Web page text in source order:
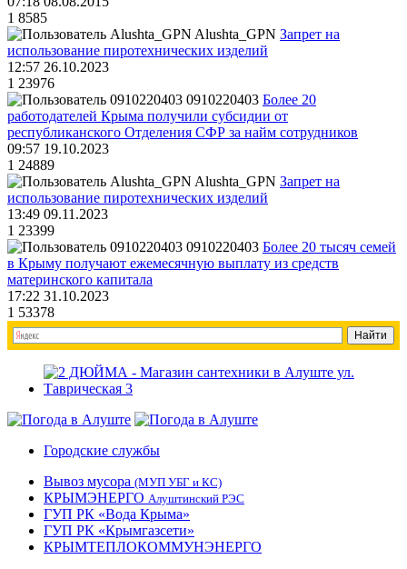
1 8585
Alushta_GPN Запрет на
использование пиротехнических изделий
12:57 26.10.2023
1 23976
0910220403 Более 20
работодателей Крыма получили субсидии от
республиканского Отделения СФР за найм сотрудников
09:57 19.10.2023
1 24889
Alushta_GPN Запрет на
использование пиротехнических изделий
13:49 09.11.2023
1 23399
0910220403 Более 20 тысяч семей
в Крыму получают ежемесячную выплату из средств
материнского капитала
17:22 31.10.2023
1 53378
Городские службы
Вывоз мусора (МУП УБГ и КС)
КРЫМЭНЕРГО Алуштинский РЭС
ГУП РК «Вода Крыма»
ГУП РК «Крымгазсети»
КРЫМТЕПЛОКОММУНЭНЕРГО